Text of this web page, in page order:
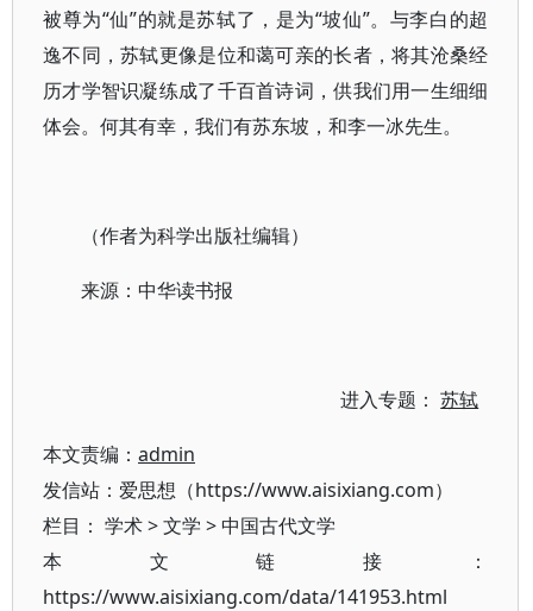
被尊为“仙”的就是苏轼了，是为“坡仙”。与李白的超
逸不同，苏轼更像是位和蔼可亲的长者，将其沧桑经
历才学智识凝练成了千百首诗词，供我们用一生细细
体会。何其有幸，我们有苏东坡，和李一冰先生。
（作者为科学出版社编辑）
来源：中华读书报
进入专题：苏轼
本文责编： admin
发信站：爱思想（https://www.aisixiang.com）
栏目： 学术>文学 >中国古代文学
本文链接：
https://www.aisixiang.com/data/141953.html